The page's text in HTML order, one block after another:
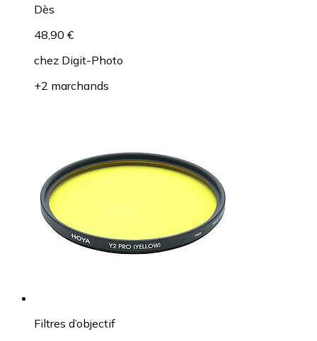
Dès
48,90 €
chez Digit-Photo
+2 marchands
Filtres d’objectif